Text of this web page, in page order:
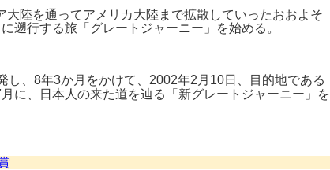
陸を通ってアメリカ大陸まで拡散していったおおよそ
遡行する旅「グレートジャーニー」を始める。
、8年3か月をかけて、2002年2月10日、目的地である
に、日本人の来た道を辿る「新グレートジャーニー」を